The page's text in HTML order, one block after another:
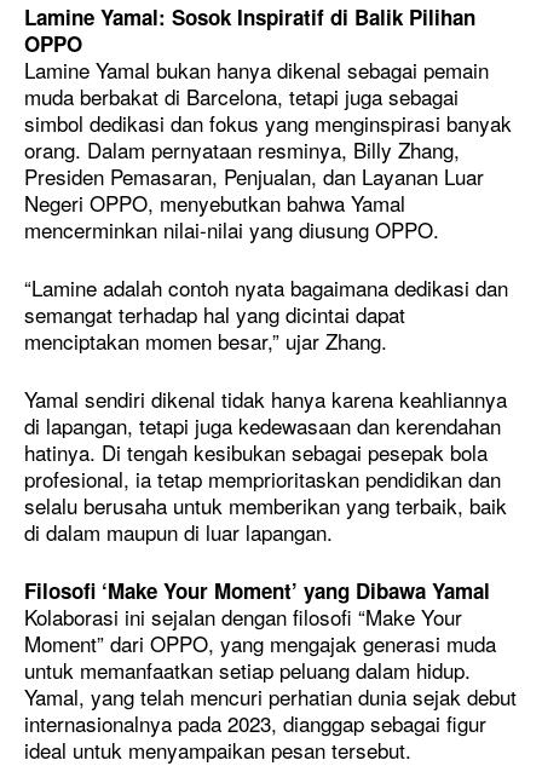
Lamine Yamal: Sosok Inspiratif di Balik Pilihan
OPPO
Lamine Yamal bukan hanya dikenal sebagai pemain
muda berbakat di Barcelona, tetapi juga sebagai
simbol dedikasi dan fokus yang menginspirasi banyak
orang. Dalam pernyataan resminya, Billy Zhang,
Presiden Pemasaran, Penjualan, dan Layanan Luar
Negeri OPPO, menyebutkan bahwa Yamal
mencerminkan nilai-nilai yang diusung OPPO.
“Lamine adalah contoh nyata bagaimana dedikasi dan
semangat terhadap hal yang dicintai dapat
menciptakan momen besar,” ujar Zhang.
Yamal sendiri dikenal tidak hanya karena keahliannya
di lapangan, tetapi juga kedewasaan dan kerendahan
hatinya. Di tengah kesibukan sebagai pesepak bola
profesional, ia tetap memprioritaskan pendidikan dan
selalu berusaha untuk memberikan yang terbaik, baik
di dalam maupun di luar lapangan.
Filosofi ‘Make Your Moment’ yang Dibawa Yamal
Kolaborasi ini sejalan dengan filosofi “Make Your
Moment” dari OPPO, yang mengajak generasi muda
untuk memanfaatkan setiap peluang dalam hidup.
Yamal, yang telah mencuri perhatian dunia sejak debut
internasionalnya pada 2023, dianggap sebagai figur
ideal untuk menyampaikan pesan tersebut.